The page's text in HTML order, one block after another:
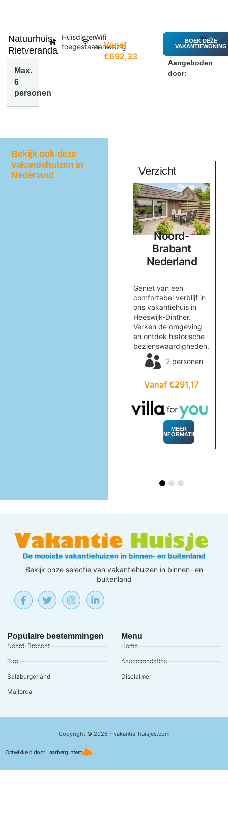
Natuurhuis
Rietveranda
Max.
6
personen
Huisdieren
toegestaan
Wifi
aanwezig
Vanaf
€692,33
BOEK DEZE
VAKANTIEWONING
Aangeboden
door:
Bekijk ook deze
vakantiehuizen in
NederlandQuercus Verzicht
Noord-
Brabant
Nederland
Geniet van een
comfortabel verblijf in
ons vakantiehuis in
Heeswijk-Dinther.
Verken de omgeving
en ontdek historische
bezienswaardigheden.
2 personen
Vanaf €291,17
MEER
INFORMATIE
Bekijk onze selectie van vakantiehuizen in binnen- en
buitenland
Populaire bestemmingen
Noord-Brabant
Tirol
Salzburgerland
Mallorca
Menu
Home
Accommodaties
Disclaimer
Copyright © 2026 - vakantie-huisjes.com
Ontwikkeld door Laarberg Internet